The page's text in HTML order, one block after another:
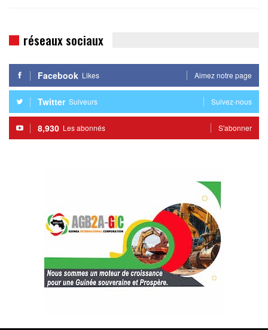
réseaux sociaux
Facebook Likes Aimez notre page
Twitter Suiveurs Suivez-nous
8,930 Les abonnés S'abonner